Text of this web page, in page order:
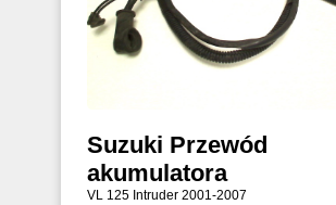
Suzuki Przewód
akumulatora
VL 125 Intruder 2001-2007